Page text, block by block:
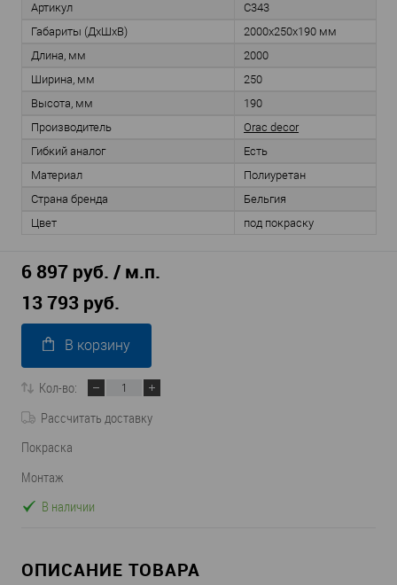
Артикул
C343
Габариты (ДхШхВ)
2000x250x190 мм
Длина, мм
2000
Ширина, мм
250
Высота, мм
190
Производитель
Orac decor
Гибкий аналог
Есть
Материал
Полиуретан
Страна бренда
Бельгия
Цвет
под покраску
6 897 руб. / м.п.
13 793 руб.
В корзину
Кол-во:
Рассчитать доставку
Покраска
Монтаж
В наличии
ОПИСАНИЕ ТОВАРА